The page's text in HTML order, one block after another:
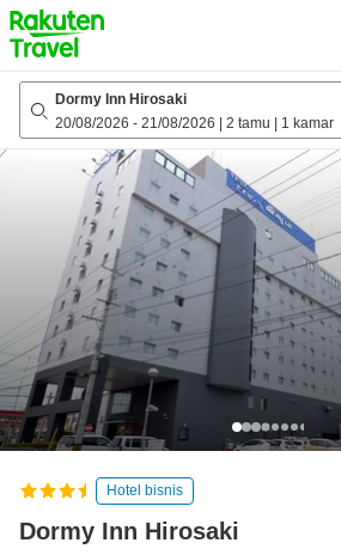
to
top
page
Dormy Inn Hirosaki
20/08/2026 - 21/08/2026 2 tamu 1 kamar
Hotel bisnis
Dormy Inn Hirosaki